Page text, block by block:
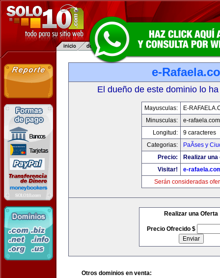
e-
El dueño de este dominio lo
Mayusculas:
E-
Minusculas:
e-rafaela.com
Longitud:
9 caracteres
Categorias:
PaÃ­ses y
Precio:
Realizar
Visitar!
e-
Serán consideradas
Realizar una Oferta
Precio Ofrecido $
Otros dominios en venta: